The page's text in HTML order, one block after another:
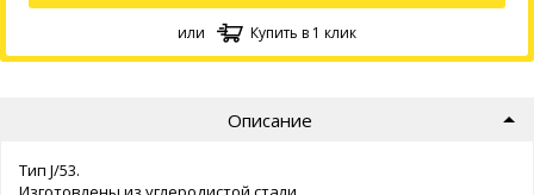
или Купить в 1 клик
Описание
Тип J/53.